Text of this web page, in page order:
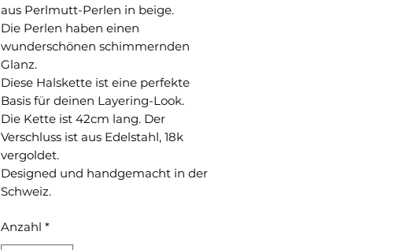
aus Perlmutt-Perlen in beige.
Die Perlen haben einen
wunderschönen schimmernden
Glanz.
Diese Halskette ist eine perfekte
Basis für deinen Layering-Look.
Die Kette ist 42cm lang. Der
Verschluss ist aus Edelstahl, 18k
vergoldet.
Designed und handgemacht in der
Schweiz.
Anzahl *